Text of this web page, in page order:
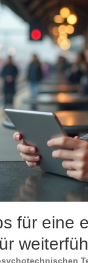
für eine